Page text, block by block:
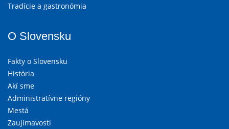
Tradície a gastronómia
O Slovensku
Fakty o Slovensku
História
Akí sme
Administratívne regióny
Mestá
Zaujímavosti